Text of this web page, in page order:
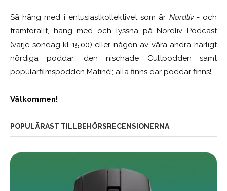
Så häng med i entusiastkollektivet som är Nördliv- och
framförallt, häng med och lyssna på Nördliv Podcast
(varje söndag kl 15.00) eller någon av våra andra härligt
nördiga poddar, den nischade Cultpodden samt
populärfilmspodden Matiné!; alla finns där poddar finns!
Välkommen!
POPULÄRAST TILLBEHÖRSRECENSIONERNA